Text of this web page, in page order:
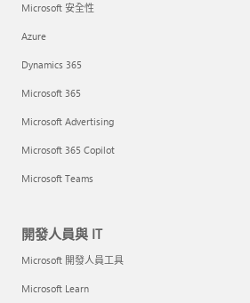
Microsoft 安全性
Azure
Dynamics 365
Microsoft 365
Microsoft Advertising
Microsoft 365 Copilot
Microsoft Teams
開發人員與 IT
Microsoft 開發人員工具
Microsoft Learn